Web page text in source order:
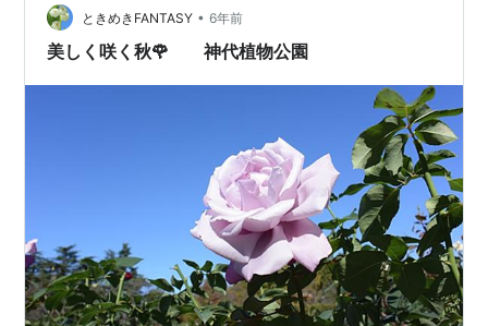
ときめきFANTASY • 6年前
美しく咲く秋🌹 神代植物公園